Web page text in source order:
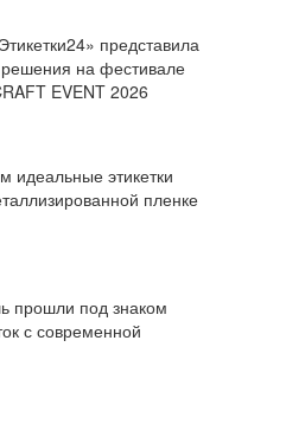
представила
на фестивале
EVENT 2026
идеальные этикетки
пленке
прошли под знаком
с современной